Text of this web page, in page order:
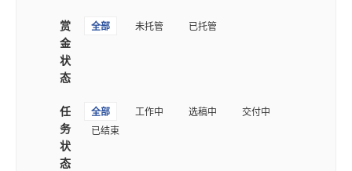
赏
金
状
态
全部 未托管 已托管
任
务
状
态
全部 工作中 选稿中
交付中
已结束